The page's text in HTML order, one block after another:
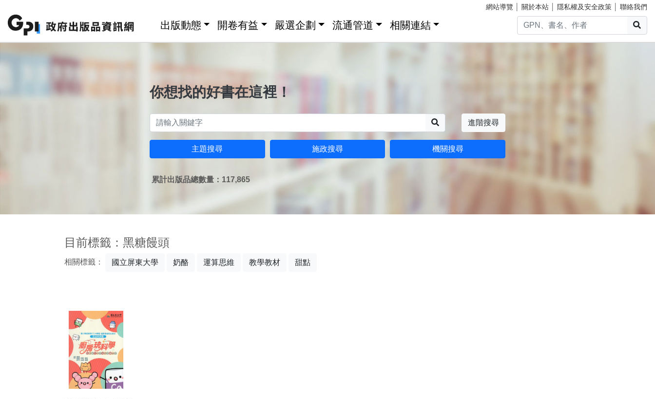
網站導覽 關於本站 隱私權及安全政策 聯絡我們
出版動態 開卷有益 嚴選企劃 流通管道 相關連結
你想找的好書在這裡！
進階搜尋
主題搜尋 施政搜尋 機關搜尋
累計出版品總數量：117,865
目前標籤：黑糖饅頭
相關標籤： 國立屏東大學 奶酪 運算思維 教學教材 甜點